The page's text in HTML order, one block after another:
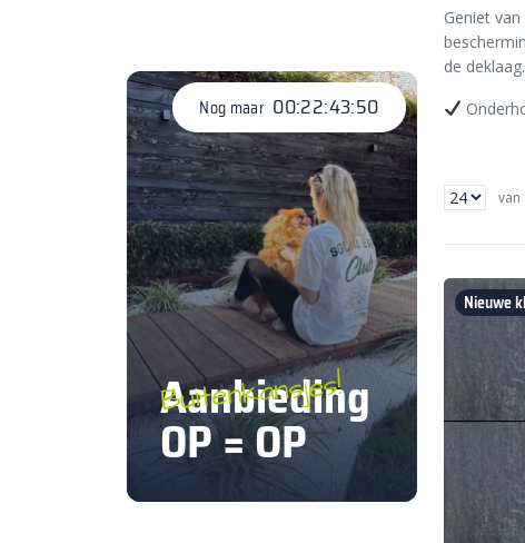
Nog maar 00:22:43:49
Buitenkansjes!
Aanbieding
OP = OP
Geniet
de
van
Nieuwe